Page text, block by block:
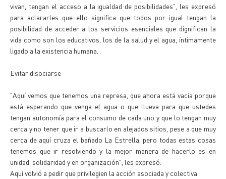
vivan, tengan el acceso a la igualdad de posibilidades", les expresó
para aclararles que ello significa que todos por igual tengan la
posibilidad de acceder a los servicios esenciales que dignifican la
vida como son los educativos, los de la salud y el agua, íntimamente
ligado a la existencia humana.
Evitar disociarse
"Aquí vemos que tenemos una represa, que ahora está vacía porque
está esperando que venga el agua o que llueva para que ustedes
tengan autonomía para el consumo de cada uno y que lo tengan muy
cerca y no tener que ir a buscarlo en alejados sitios, pese a que muy
cerca de aquí cruza el bañado La Estrella, pero todas estas cosas
tenemos que ir resolviendo y la mejor manera de hacerlo es en
unidad, solidaridad y en organización", les expresó.
Aquí volvió a pedir que privilegien la acción asociada y colectiva.